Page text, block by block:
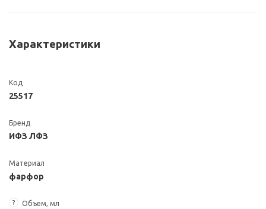
Характеристики
Код
25517
Бренд
ИФЗ ЛФЗ
Материал
фарфор
? Объем, мл